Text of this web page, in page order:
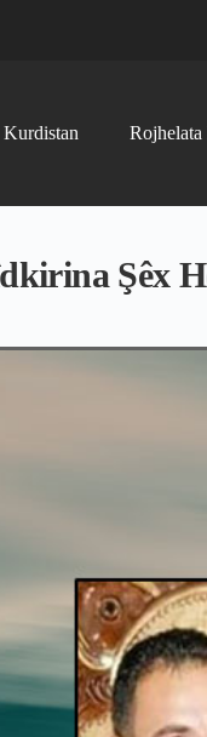
Kurdistan
Şêx